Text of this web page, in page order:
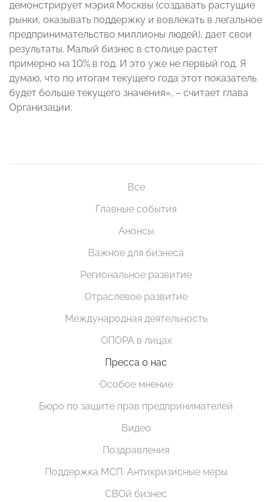
демонстрирует мэрия Москвы (создавать растущие
рынки, оказывать поддержку и вовлекать в легальное
предпринимательство миллионы людей), дает свои
результаты. Малый бизнес в столице растет
примерно на 10% в год. И это уже не первый год. Я
думаю, что по итогам текущего года этот показатель
будет больше текущего значения», – считает глава
Организации.
Все
Главные события
Анонсы
Важное для бизнеса
Региональное развитие
Отраслевое развитие
Международная деятельность
ОПОРА в лицах
Пресса о нас
Особое мнение
Бюро по защите прав предпринимателей
Видео
Поздравления
Поддержка МСП. Антикризисные меры
СВОй бизнес